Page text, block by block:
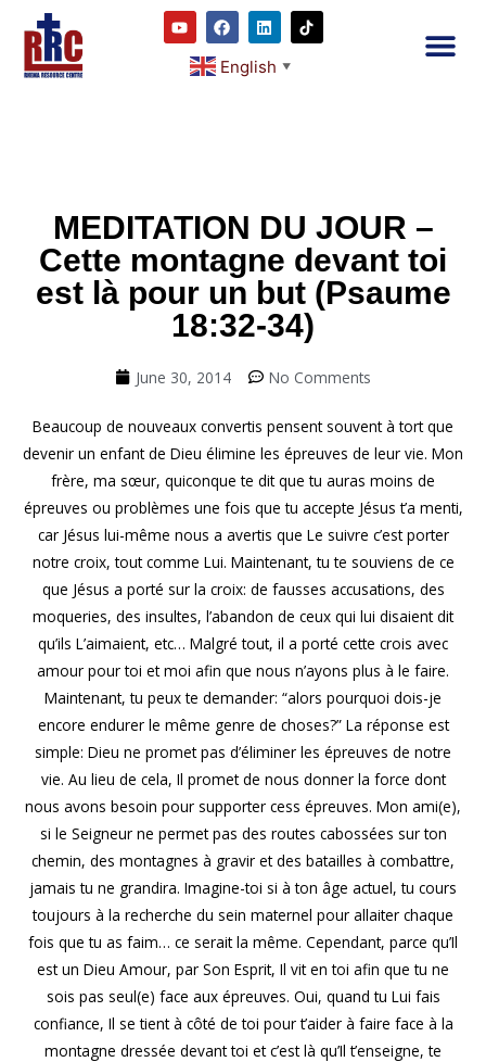
English ▼
MEDITATION DU JOUR –
Cette montagne devant toi
est là pour un but (Psaume
18:32-34)
June 30, 2014 No Comments
Beaucoup de nouveaux convertis pensent souvent à tort que
devenir un enfant de Dieu élimine les épreuves de leur vie. Mon
frère, ma sœur, quiconque te dit que tu auras moins de
épreuves ou problèmes une fois que tu accepte Jésus t’a menti,
car Jésus lui-même nous a avertis que Le suivre c’est porter
notre croix, tout comme Lui. Maintenant, tu te souviens de ce
que Jésus a porté sur la croix: de fausses accusations, des
moqueries, des insultes, l’abandon de ceux qui lui disaient dit
qu’ils L’aimaient, etc… Malgré tout, il a porté cette crois avec
amour pour toi et moi afin que nous n’ayons plus à le faire.
Maintenant, tu peux te demander: “alors pourquoi dois-je
encore endurer le même genre de choses?” La réponse est
simple: Dieu ne promet pas d’éliminer les épreuves de notre
vie. Au lieu de cela, Il promet de nous donner la force dont
nous avons besoin pour supporter cess épreuves. Mon ami(e),
si le Seigneur ne permet pas des routes cabossées sur ton
chemin, des montagnes à gravir et des batailles à combattre,
jamais tu ne grandira. Imagine-toi si à ton âge actuel, tu cours
toujours à la recherche du sein maternel pour allaiter chaque
fois que tu as faim… ce serait la même. Cependant, parce qu’Il
est un Dieu Amour, par Son Esprit, Il vit en toi afin que tu ne
sois pas seul(e) face aux épreuves. Oui, quand tu Lui fais
confiance, Il se tient à côté de toi pour t’aider à faire face à la
montagne dressée devant toi et c’est là qu’Il t’enseigne, te